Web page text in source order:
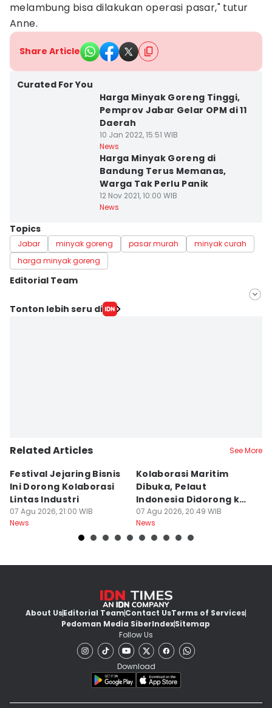
melambung bisa dilakukan operasi pasar," tutur
Anne.
Share Article
Curated For You
Harga Minyak Goreng Tinggi,
Pemprov Jabar Gelar OPM di 11
Daerah
10 Jan 2022, 15:51 WIB
News
Harga Minyak Goreng di
Bandung Terus Memanas,
Warga Tak Perlu Panik
12 Nov 2021, 10:00 WIB
News
Topics
Jabar minyak goreng pasar murah
minyak curah
harga minyak goreng
Editorial Team
Editor
Tonton lebih seru di
Related Articles See More
Festival Jejaring Bisnis
Ini Dorong Kolaborasi
Lintas Industri
07 Agu 2026, 21:00 WIB
News
Kolaborasi Maritim
Dibuka, Pelaut
Indonesia Didorong ke
Pasar Global
07 Agu 2026, 20:49 WIB
News
About UsEditorial TeamContact UsTerms of Services
Pedoman Media SiberIndexSitemap
Follow Us
Download